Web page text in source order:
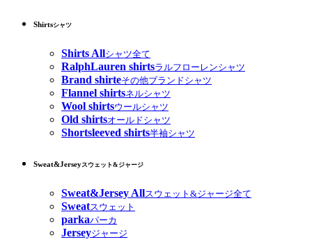
Shirtsシャツ
Shirts Allシャツ全て
RalphLauren shirtsラルフローレンシャツ
Brand shirteその他ブランドシャツ
Flannel shirtsネルシャツ
Wool shirtsウールシャツ
Old shirtsオールドシャツ
Shortsleeved shirts半袖シャツ
Sweat&Jerseyスウェット&ジャージ
Sweat&Jersey Allスウェット&ジャージ全て
Sweatスウェット
parkaパーカ
Jerseyジャージ